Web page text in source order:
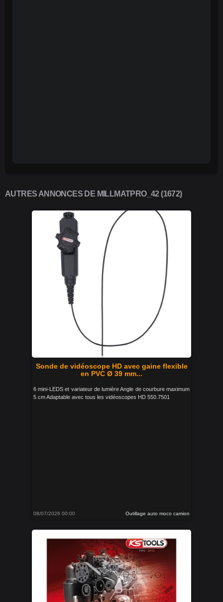
AUTRES ANNONCES DE MILLMATPRO_42 (1672)
Sonde de vidéoscope HD avec gaine flexible
en PVC Ø 39 mm...
6 mini-LEDS et variateur de lumière Angle de courbure maximum
5 cm Adaptable avec tous les vidéoscopes HD 550.7501
08/07/2026 00:00 Outillage auto moco camion